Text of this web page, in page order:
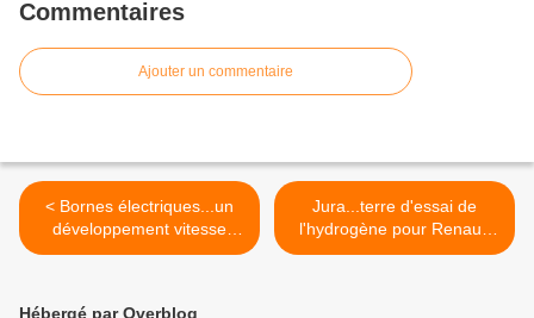
Commentaires
Ajouter un commentaire
< Bornes électriques...un
développement vitesse
grand V!
Jura...terre d'essai de
l'hydrogène pour Renault
Trucks! >
Hébergé par Overblog